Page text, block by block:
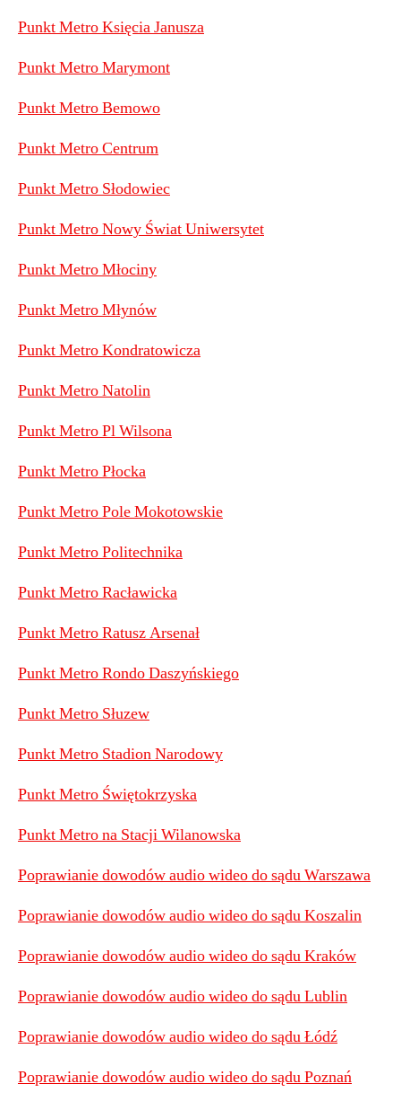
Punkt Metro Księcia Janusza
Punkt Metro Marymont
Punkt Metro Bemowo
Punkt Metro Centrum
Punkt Metro Słodowiec
Punkt Metro Nowy Świat Uniwersytet
Punkt Metro Młociny
Punkt Metro Młynów
Punkt Metro Kondratowicza
Punkt Metro Natolin
Punkt Metro Pl Wilsona
Punkt Metro Płocka
Punkt Metro Pole Mokotowskie
Punkt Metro Politechnika
Punkt Metro Racławicka
Punkt Metro Ratusz Arsenał
Punkt Metro Rondo Daszyńskiego
Punkt Metro Słuzew
Punkt Metro Stadion Narodowy
Punkt Metro Świętokrzyska
Punkt Metro na Stacji Wilanowska
Poprawianie dowodów audio wideo do sądu Warszawa
Poprawianie dowodów audio wideo do sądu Koszalin
Poprawianie dowodów audio wideo do sądu Kraków
Poprawianie dowodów audio wideo do sądu Lublin
Poprawianie dowodów audio wideo do sądu Łódź
Poprawianie dowodów audio wideo do sądu Poznań